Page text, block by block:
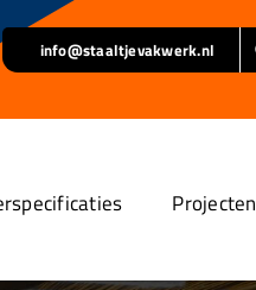
info@staaltjevakwerk.nl
Projecten